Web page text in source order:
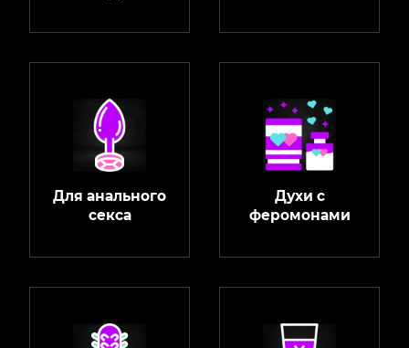
Для анального
секса
Духи с
феромонами